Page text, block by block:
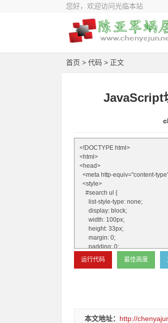
您好，欢迎访问光临本站
首页 > 代码 > 正文
JavaScript
本文地址： http://